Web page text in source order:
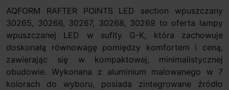
AQFORM RAFTER POINTS LED section wpuszczany
30265, 30266, 30267, 30268, 30269 to oferta lampy
wpuszczanej LED w sufity G-K, która zachowuje
doskonałą równowagę pomiędzy komfortem i ceną,
zawierając się w kompaktowej, minimalistycznej
obudowie. Wykonana z aluminium malowanego w 7
kolorach do wyboru, posiada zintegrowane źródło